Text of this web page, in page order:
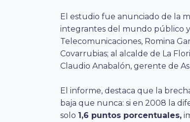
El estudio fue anunciado de la
integrantes del mundo público
Telecomunicaciones, Romina
Covarrubias; al alcalde de La
Claudio Anabalón, gerente de
El informe, destaca que la
baja que nunca: si en 2008 la
solo 1,6 puntos porcentuales,